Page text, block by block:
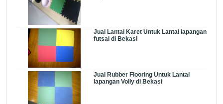
Jual Lantai Karet Untuk Lantai lapangan
futsal di Bekasi
Jual Rubber Flooring Untuk Lantai
lapangan Volly di Bekasi